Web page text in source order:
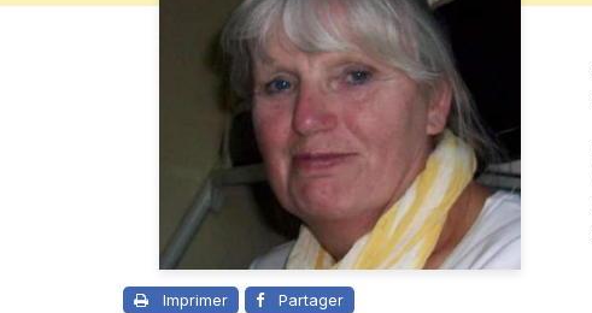
Imprimer Partager